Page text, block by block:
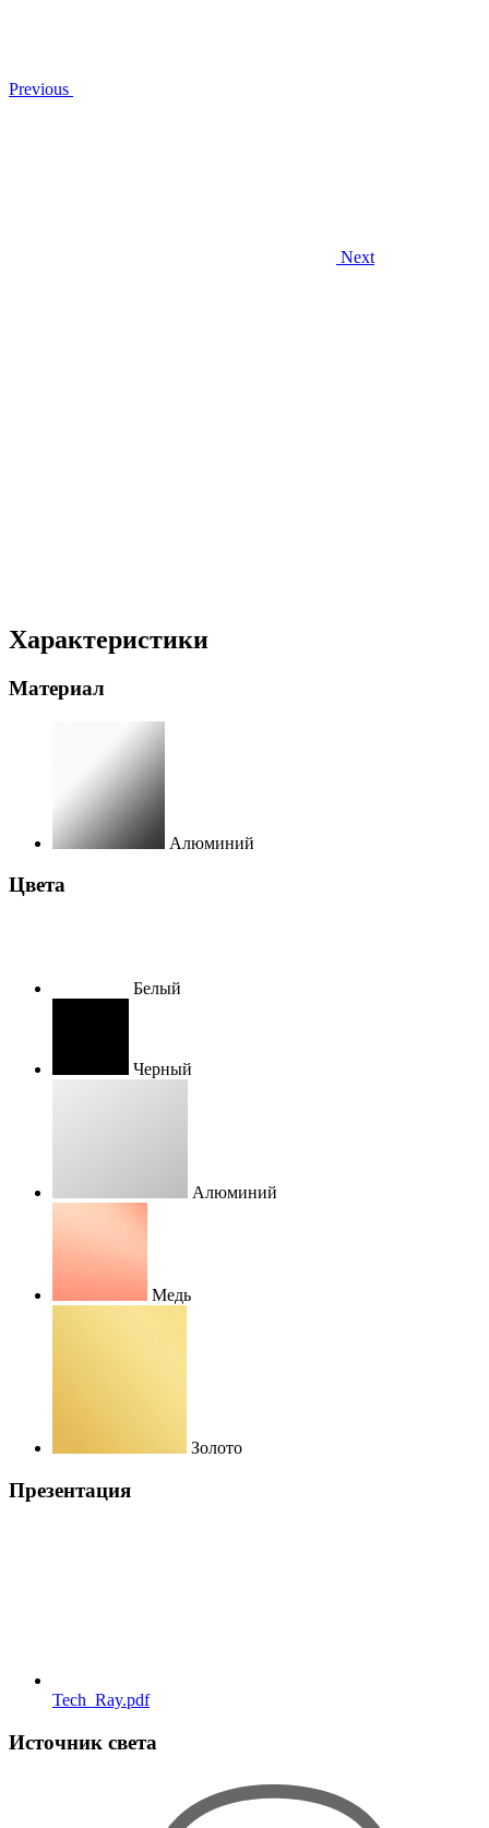
Previous
Next
Характеристики
Материал
Алюминий
Цвета
Белый
Черный
Алюминий
Медь
Золото
Презентация
Tech_Ray.pdf
Источник света